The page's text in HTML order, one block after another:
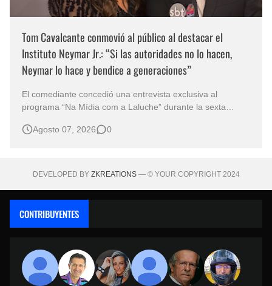
Tom Cavalcante conmovió al público al destacar el
Instituto Neymar Jr.: “Si las autoridades no lo hacen,
Neymar lo hace y bendice a generaciones”
El comediante concedió una entrevista exclusiva al
programa “Na Mídia com a Laluche” durante la sexta
eventos benéficos más importantes de Brasil. En medio del
Agosto 07, 2026 0
DEVELOPED BY ZKREATIONS— © YOUR COPYRIGHT 2024
CONTRIBUYENTES